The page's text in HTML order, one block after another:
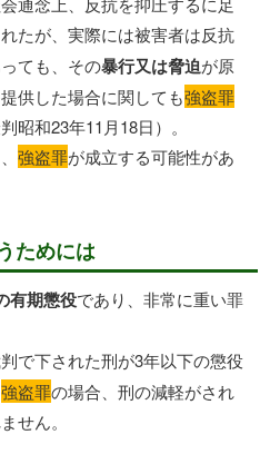
たが、実際には被害者は反抗
ても、その暴行又は脅迫が原
供した場合に関しても強盗罪
昭和23年11月18日）。
強盗罪が成立する可能性があ
ためには
有期懲役であり、非常に重い罪
で下された刑が3年以下の懲役
強盗罪の場合、刑の減軽がされ
せん。